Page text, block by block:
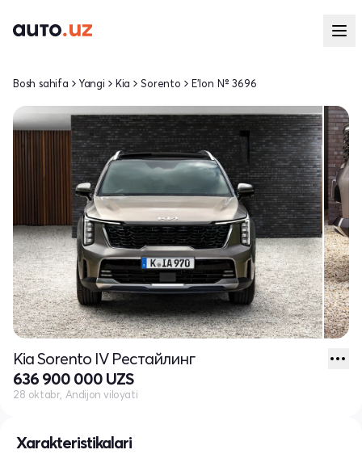
Xarakteristikalari
Bosh sahifa Yangi Kia Sorento E'lon № 3696
Kia Sorento IV Рестайлинг
636 900 000 UZS
28 oktabr, Andijon viloyati